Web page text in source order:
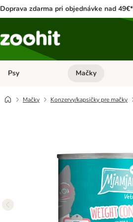
Doprava zdarma pri objednávke nad
Psy Otvoriť menu: Psy
Mačky
Mačky Konzervy/kapsičky pre mačky